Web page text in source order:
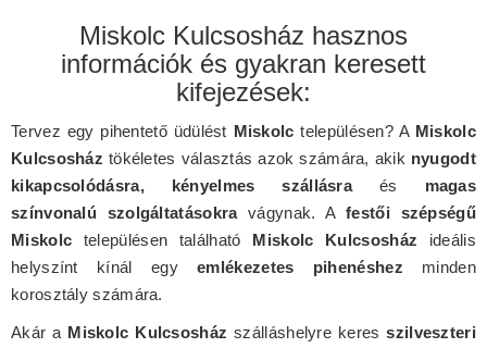
Miskolc Kulcsosház hasznos
információk és gyakran keresett
kifejezések:
Tervez egy pihentető üdülést Miskolc településen? A Miskolc
Kulcsosház tökéletes választás azok számára, akik nyugodt
kikapcsolódásra, kényelmes szállásraés magas
színvonalú szolgáltatásokravágynak. Afestői szépségű
Miskolc településen található Miskolc Kulcsosház ideális
helyszínt kínál egyemlékezetes pihenéshez minden
korosztály számára.
Akár a Miskolc Kulcsosház szálláshelyre keresszilveszteri